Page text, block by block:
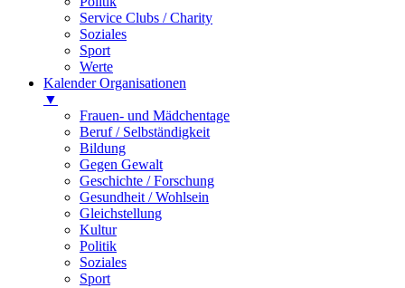
Service Clubs / Charity
Soziales
Sport
Werte
Kalender Organisationen
▼
Frauen- und Mädchentage
Beruf / Selbständigkeit
Bildung
Gegen Gewalt
Geschichte / Forschung
Gesundheit / Wohlsein
Gleichstellung
Kultur
Politik
Soziales
Sport